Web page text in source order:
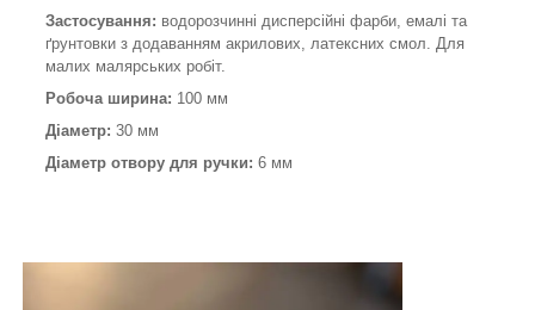
Застосування: водорозчинні дисперсійні фарби, емалі та
ґрунтовки з додаванням акрилових, латексних смол. Для
малих малярських робіт.
Робоча ширина: 100 мм
Діаметр: 30 мм
Діаметр отвору для ручки: 6 мм